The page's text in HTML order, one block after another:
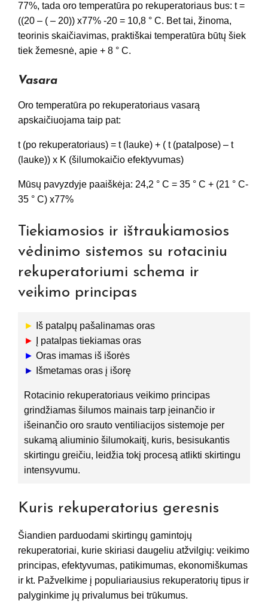
77%, tada oro temperatūra po rekuperatoriaus bus: t =
((20 – ( – 20)) x77% -20 = 10,8 ° C. Bet tai, žinoma,
teorinis skaičiavimas, praktiškai temperatūra būtų šiek
tiek žemesnė, apie + 8 ° C.
Vasara
Oro temperatūra po rekuperatoriaus vasarą
apskaičiuojama taip pat:
t (po rekuperatoriaus) = t (lauke) + ( t (patalpose) – t
(lauke)) x K (šilumokaičio efektyvumas)
Mūsų pavyzdyje paaiškėja: 24,2 ° C = 35 ° C + (21 ° C-
35 ° C) x77%
Tiekiamosios ir ištraukiamosios
vėdinimo sistemos su rotaciniu
rekuperatoriumi schema ir
veikimo principas
►
Iš patalpų pašalinamas oras
►
Į patalpas tiekiamas oras
► Oras imamas iš išorės
►
Išmetamas oras į išorę
Rotacinio rekuperatoriaus veikimo principas
grindžiamas šilumos mainais tarp įeinančio ir
išeinančio oro srauto ventiliacijos sistemoje per
sukamą aliuminio šilumokaitį, kuris, besisukantis
skirtingu greičiu, leidžia tokį procesą atlikti skirtingu
intensyvumu.
Kuris rekuperatorius geresnis
Šiandien parduodami skirtingų gamintojų
rekuperatoriai, kurie skiriasi daugeliu atžvilgių: veikimo
principas, efektyvumas, patikimumas, ekonomiškumas
ir kt. Pažvelkime į populiariausius rekuperatorių tipus ir
palyginkime jų privalumus bei trūkumus.